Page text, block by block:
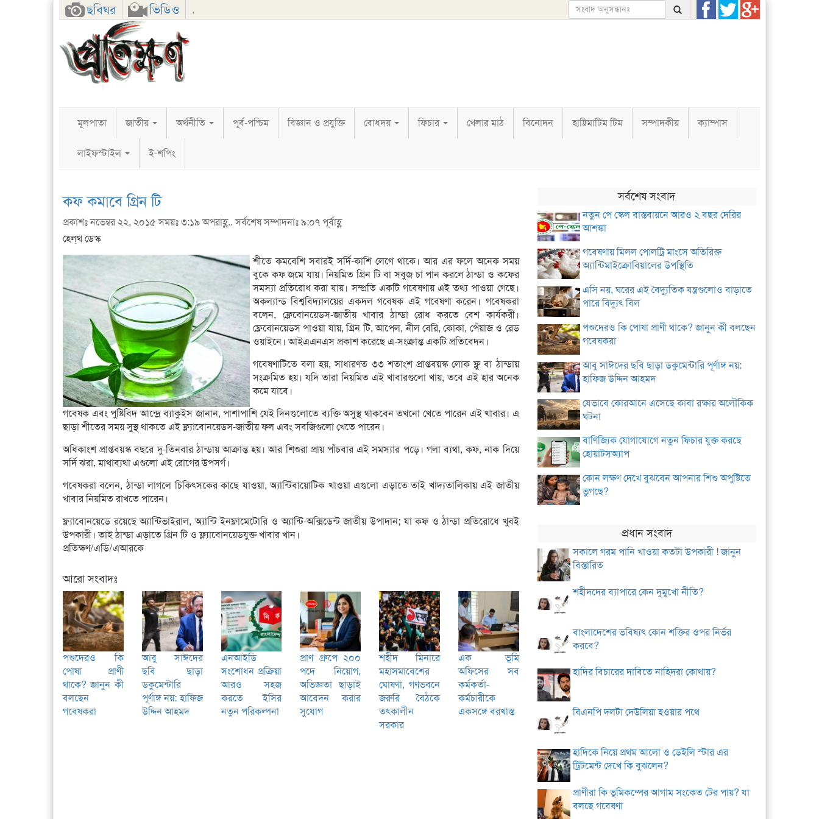
ছবিঘর ভিডিও ,
FacebookTwitterGoogle+
মূলপাতা জাতীয় অর্থনীতি পূর্ব-পশ্চিম বিজ্ঞান ও প্রযুক্তি বোধদয় ফিচার খেলার মাঠ বিনোদন হাট্টিমাটিম টিম সম্পাদকীয় ক্যাম্পাস
লাইফস্টাইল ই-শপিং
কফ কমাবে গ্রিন টি
প্রকাশঃ নভেম্বর ২২, ২০১৫ সময়ঃ ৩:১৯ অপরাহ্ণ.. সর্বশেষ সম্পাদনাঃ ৯:০৭ পূর্বাহ্ণ
হেল্‌থ ডেস্ক
শীতে কমবেশি সবারই সর্দি-কাশি লেগে থাকে। আর এর ফলে অনেক সময়
বুকে কফ জমে যায়। নিয়মিত গ্রিন টি বা সবুজ চা পান করলে ঠান্ডা ও কফের
সমস্যা প্রতিরোধ করা যায়। সম্প্রতি একটি গবেষণায় এই তথ্য পাওয়া গেছে।
অকল্যান্ড বিশ্ববিদ্যালয়ের একদল গবেষক এই গবেষণা করেন। গবেষকরা
বলেন, ফ্লেবোনয়েডস-জাতীয় খাবার ঠান্ডা রোধ করতে বেশ কার্যকরী।
ফ্লেবোনয়েডস পাওয়া যায়, গ্রিন টি, আপেল, নীল বেরি, কোকা, পেঁয়াজ ও রেড
ওয়াইনে। আইএএনএস প্রকাশ করেছে এ-সংক্রান্ত একটি প্রতিবেদন।
গবেষণাটিতে বলা হয়, সাধারণত ৩৩ শতাংশ প্রাপ্তবয়স্ক লোক ফ্লু বা ঠান্ডায়
সংক্রমিত হয়। যদি তারা নিয়মিত এই খাবারগুলো খায়, তবে এই হার অনেক
কমে যাবে।
গবেষক এবং পুষ্টিবিদ আন্দ্রে ব্যাকুইস জানান, পাশাপাশি যেই দিনগুলোতে ব্যক্তি অসুস্থ থাকবেন তখনো খেতে পারেন এই খাবার। এ
ছাড়া শীতের সময় সুস্থ থাকতে এই ফ্ল্যাবোনয়েডস-জাতীয় ফল এবং সবজিগুলো খেতে পারেন।
অধিকাংশ প্রাপ্তবয়স্ক বছরে দু-তিনবার ঠান্ডায় আক্রান্ত হয়। আর শিশুরা প্রায় পাঁচবার এই সমস্যার পড়ে। গলা ব্যথা, কফ, নাক দিয়ে
সর্দি ঝরা, মাথাব্যথা এগুলো এই রোগের উপসর্গ।
গবেষকরা বলেন, ঠান্ডা লাগলে চিকিৎসকের কাছে যাওয়া, অ্যান্টিবায়োটিক খাওয়া এগুলো এড়াতে তাই খাদ্যতালিকায় এই জাতীয়
খাবার নিয়মিত রাখতে পারেন।
ফ্ল্যাবোনয়েডে রয়েছে অ্যান্টিভাইরাল, অ্যান্টি ইনফ্লামেটোরি ও অ্যান্টি-অক্সিডেন্ট জাতীয় উপাদান; যা কফ ও ঠান্ডা প্রতিরোধে খুবই
উপকারী। তাই ঠান্ডা এড়াতে গ্রিন টি ও ফ্ল্যাবোনয়েডযুক্ত খাবার খান।
প্রতিক্ষণ/এডি/এআরকে
আরো সংবাদঃ
পশুদেরও কি
পোষা প্রাণী
থাকে? জানুন কী
বলছেন
গবেষকরা
আবু সাঈদের
ছবি ছাড়া
ডকুমেন্টারি
পূর্ণাঙ্গ নয়: হাফিজ
উদ্দিন আহমদ
এনআইডি
সংশোধন প্রক্রিয়া
আরও সহজ
করতে ইসির
নতুন পরিকল্পনা
প্রাণ গ্রুপে ২০০
পদে নিয়োগ,
অভিজ্ঞতা ছাড়াই
আবেদন করার
সুযোগ
শহীদ মিনারে
মহাসমাবেশের
ঘোষণা, গণভবনে
জরুরি বৈঠকে
তৎকালীন
সরকার
এক ভূমি
অফিসের সব
কর্মকর্তা-
কর্মচারীকে
একসঙ্গে বরখাস্ত
সর্বশেষ সংবাদ
নতুন পে স্কেল বাস্তবায়নে আরও ২ বছর দেরির
আশঙ্কা
গবেষণায় মিলল পোলট্রি মাংসে অতিরিক্ত
অ্যান্টিমাইক্রোবিয়ালের উপস্থিতি
এসি নয়, ঘরের এই বৈদ্যুতিক যন্ত্রগুলোও বাড়াতে
পারে বিদ্যুৎ বিল
পশুদেরও কি পোষা প্রাণী থাকে? জানুন কী বলছেন
গবেষকরা
আবু সাঈদের ছবি ছাড়া ডকুমেন্টারি পূর্ণাঙ্গ নয়:
হাফিজ উদ্দিন আহমদ
যেভাবে কোরআনে এসেছে কাবা রক্ষার অলৌকিক
ঘটনা
বাণিজ্যিক যোগাযোগে নতুন ফিচার যুক্ত করছে
হোয়াটসঅ্যাপ
কোন লক্ষণ দেখে বুঝবেন আপনার শিশু অপুষ্টিতে
ভুগছে?
প্রধান সংবাদ
সকালে গরম পানি খাওয়া কতটা উপকারী ! জানুন
বিস্তারিত
শহীদদের ব্যাপারে কেন দুমুখো নীতি?
বাংলাদেশের ভবিষ্যৎ কোন শক্তির ওপর নির্ভর
করবে?
হাদির বিচারের দাবিতে নাহিদরা কোথায়?
বিএনপি দলটা দেউলিয়া হওয়ার পথে
হাদিকে নিয়ে প্রথম আলো ও ডেইলি স্টার এর
ট্রিটমেন্ট দেখে কি বুঝলেন?
প্রাণীরা কি ভূমিকম্পের আগাম সংকেত টের পায়? যা
বলছে গবেষণা